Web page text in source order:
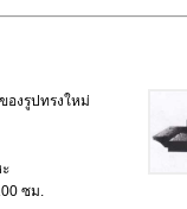
องรูปทรงใหม่
ซม.